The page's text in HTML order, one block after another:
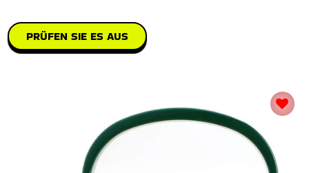
PRÜFEN SIE ES AUS